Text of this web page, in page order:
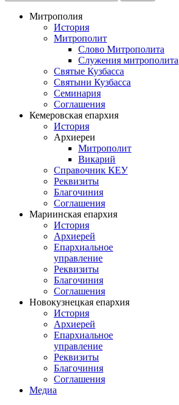
Митрополия
История
Митрополит
Слово Митрополита
Служения митрополита
Святые Кузбасса
Святыни Кузбасса
Семинария
Соглашения
Кемеровская епархия
История
Архиереи
Митрополит
Викарий
Справочник КЕУ
Реквизиты
Благочиния
Соглашения
Мариинская епархия
История
Архиерей
Епархиальное
управление
Реквизиты
Благочиния
Соглашения
Новокузнецкая епархия
История
Архиерей
Епархиальное
управление
Реквизиты
Благочиния
Соглашения
Медиа